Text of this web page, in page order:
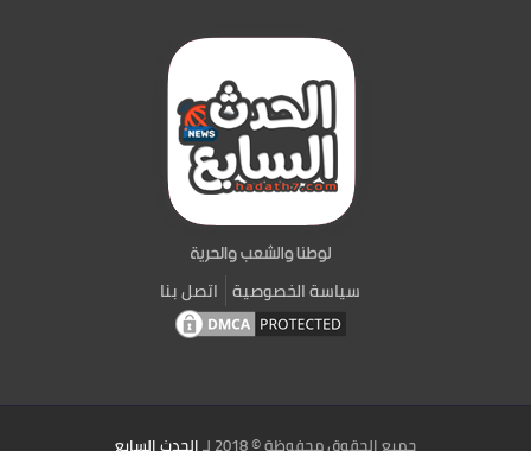
سياسة الخصوصية اتصل بنا
جميع الحقوق محفوظة © 2018 لـ الحدث السابع